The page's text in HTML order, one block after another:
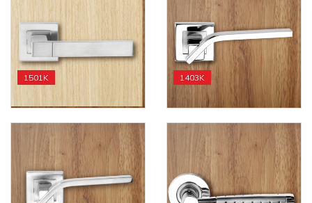
1501K 1403K